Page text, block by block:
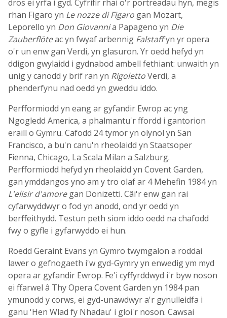
dros ei yrfa i gyd. Cyfrifir rhai o'r portreadau hyn, megis
rhan Figaro yn Le nozze di Figaro gan Mozart,
Leporello yn Don Giovannia Papageno yn Die
Zauberflöteac yn fwyaf arbennig Falstaffyn yr opera
o'r un enw gan Verdi, yn glasuron. Yr oedd hefyd yn
ddigon gwylaidd i gydnabod ambell fethiant: unwaith yn
unig y canodd y brif ran yn RigolettoVerdi, a
phenderfynu nad oedd yn gweddu iddo.
Perfformiodd yn eang ar gyfandir Ewrop ac yng
Ngogledd America, a phalmantu'r ffordd i gantorion
eraill o Gymru. Cafodd 24 tymor yn olynol yn San
Francisco, a bu'n canu'n rheolaidd yn Staatsoper
Fienna, Chicago, La Scala Milan a Salzburg.
Perfformiodd hefyd yn rheolaidd yn Covent Garden,
gan ymddangos yno am y tro olaf ar 4 Mehefin 1984 yn
L'elisir d'amoregan Donizetti. Câi'r enw gan rai
cyfarwyddwyr o fod yn anodd, ond yr oedd yn
berffeithydd. Testun peth siom iddo oedd na chafodd
fwy o gyfle i gyfarwyddo ei hun.
Roedd Geraint Evans yn Gymro twymgalon a roddai
lawer o gefnogaeth i'w gyd-Gymry yn enwedig ym myd
opera ar gyfandir Ewrop. Fe'i cyffyrddwyd i'r byw noson
ei ffarwel â Thy Opera Covent Garden yn 1984 pan
ymunodd y corws, ei gyd-unawdwyr a'r gynulleidfa i
ganu 'Hen Wlad fy Nhadau' i gloi'r noson. Cawsai